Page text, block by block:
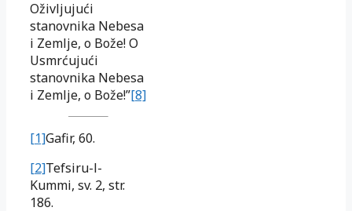
Oživljujući
stanovnika Nebesa
i Zemlje, o Bože! O
Usmrćujući
stanovnika Nebesa
i Zemlje, o Bože!”[8]
[1]Gafir, 60.
[2]Tefsiru-l-
Kummi, sv. 2, str.
186.